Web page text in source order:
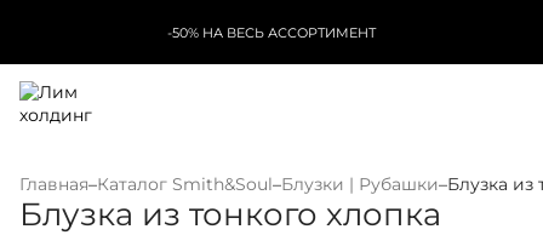
-50% НА ВЕСЬ АССОРТИМЕНТ
Главная–Каталог Smith&Soul–Блузки | Рубашки–Блузка из
Блузка из тонкого хлопка